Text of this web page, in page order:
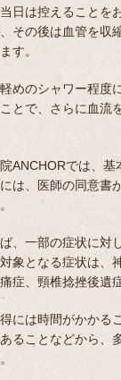
日は控えることを
その後は血管を収
す。
めのシャワー程度
とで、さらに血流
ANCHORでは、基
は、医師の同意書
、一部の症状に対
象となる症状は、
症、頸椎捻挫後遺
には時間がかかる
ることなどから、